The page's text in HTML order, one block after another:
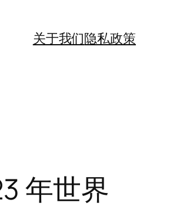
关于我们隐私政策
年世界